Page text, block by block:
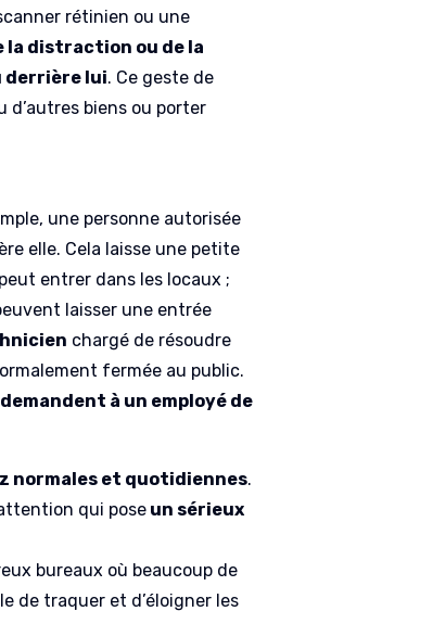
rétinien ou une
la distraction ou de la
derrière lui. Ce geste de
d’autres biens ou porter
une personne autorisée
elle. Cela laisse une petite
entrer dans les locaux ;
laisser une entrée
chargé de résoudre
fermée au public.
à un employé de
normales et quotidiennes.
qui pose un sérieux
bureaux où beaucoup de
de traquer et d’éloigner les